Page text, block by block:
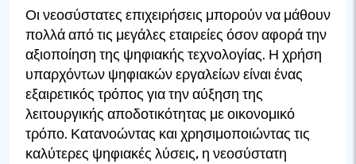
Οι νεοσύστατες επιχειρήσεις μπορούν να μάθουν
πολλά από τις μεγάλες εταιρείες όσον αφορά την
αξιοποίηση της ψηφιακής τεχνολογίας. Η χρήση
υπαρχόντων ψηφιακών εργαλείων είναι ένας
εξαιρετικός τρόπος για την αύξηση της
λειτουργικής αποδοτικότητας με οικονομικό
τρόπο. Κατανοώντας και χρησιμοποιώντας τις
καλύτερες ψηφιακές λύσεις, η νεοσύστατη